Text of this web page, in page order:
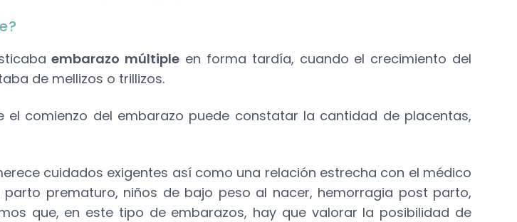
embarazo múltiple en forma tardía, cuando el crecimiento del
de mellizos o trillizos.
comienzo del embarazo puede constatar la cantidad de placentas,
cuidados exigentes así como una relación estrecha con el médico
prematuro, niños de bajo peso al nacer, hemorragia post parto,
que, en este tipo de embarazos, hay que valorar la posibilidad de